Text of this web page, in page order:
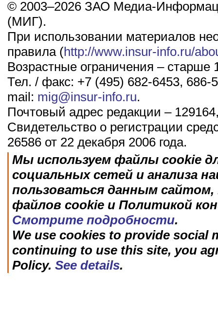
© 2003–2026 ЗАО Медиа-
(МИГ).
При использовании материалов
правила (http://www.insur-info.ru/
Возрастные ограничения – старше
Тел. / факс: +7 (495) 682-6453, 686-
mail: mig@insur-info.ru.
Почтовый адрес редакции –
Свидетельство о регистрации
26586 от 22 декабря 2006 года.
Мы используем файлы cookie
социальных сетей и анализа
пользоваться данным
файлов cookie и Политикой
Смотрите подробности.
We use cookies to provide social
continuing to use this site, you
Policy. See details.